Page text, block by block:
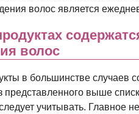
волос является
волос
в большинстве случаев
представленного выше
учитывать. Главное